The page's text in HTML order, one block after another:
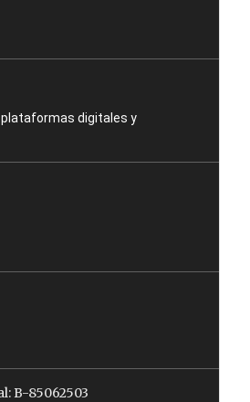
plataformas digitales y
B-85062503